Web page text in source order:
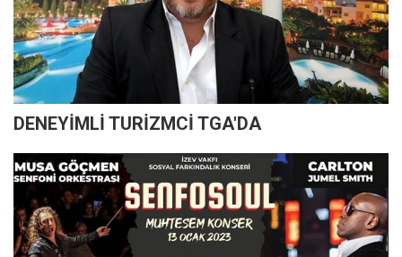
DENEYİMLİ TURİZMCİ TGA'DA